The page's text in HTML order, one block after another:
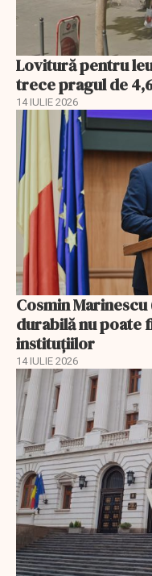
Lovitură pentru
trece pragul de
14 IULIE 2026
Cosmin
durabilă nu poate
instituțiilor
14 IULIE 2026
EXCLUSIV